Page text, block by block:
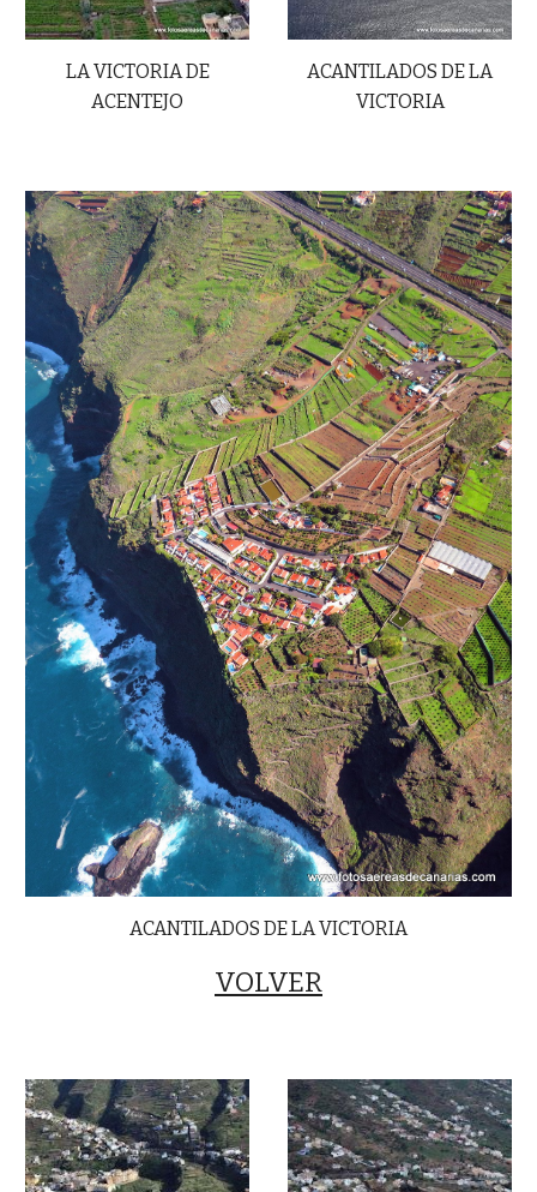
LA VICTORIA DE
ACENTEJO
ACANTILADOS DE LA
VICTORIA
ACANTILADOS DE LA VICTORIA
VOLVER